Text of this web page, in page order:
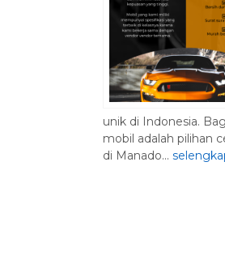
unik di Indonesia.
mobil adalah pilihan
di Manado...